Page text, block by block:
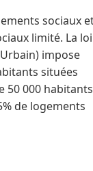
sociaux
limité. La loi
impose
situées
50 000 habitants
de logements